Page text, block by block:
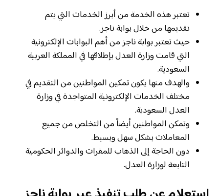
تعتبر هذه الخدمة من أبرز الخدمات التي يتم
تقديمها من خلال بوابة ناجز.
حيث تعتبر بوابة ناجز من أهم البوابات الإلكترونية
التي قامت وزارة العدل بإطلاقها في المملكة العربية
السعودية.
والهدف منها يكون تمكين المواطنين من التقديم في
مختلف الخدمات الإلكترونية المتواجدة في وزارة
العدل السعودية.
وتمكن المواطنين أيضاً من التخلص من جميع
المعاملات بشكل سهل وبسيط.
دون الحاجة إلى الذهاب للمقرات والدوائر الحكومية
التابعة لوزارة العدل.